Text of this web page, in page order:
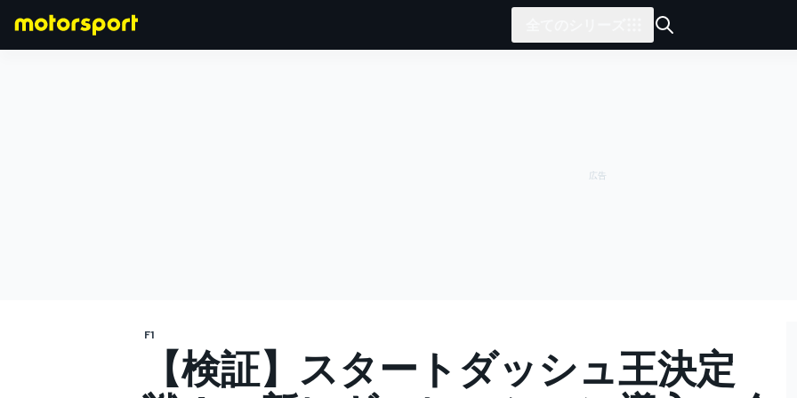
F1
【検証】スタートダッシュ王決定